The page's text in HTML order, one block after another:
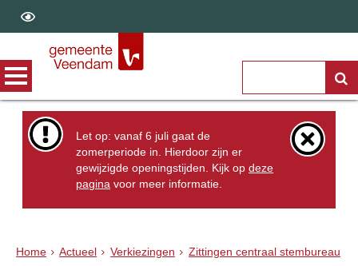
Let op: vanaf 6 juli gaat de
zomerperiode in. Hierdoor zijn er
gewijzigde openingstijden. Kijk opdeze
pagina voor meer informatie.
Home Actueel Verkiezingen
Zittingen centraal stembureau